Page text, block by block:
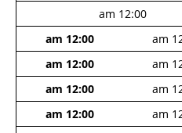
12:00 am
12:00 am
12:00 am
12:00 am
12:00 am